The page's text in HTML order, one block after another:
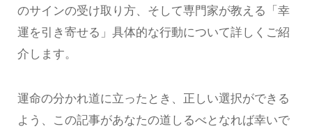
のサインの受け取り方、そして専門家が教える「幸
運を引き寄せる」具体的な行動について詳しくご紹
介します。
運命の分かれ道に立ったとき、正しい選択ができる
よう、この記事があなたの道しるべとなれば幸いで